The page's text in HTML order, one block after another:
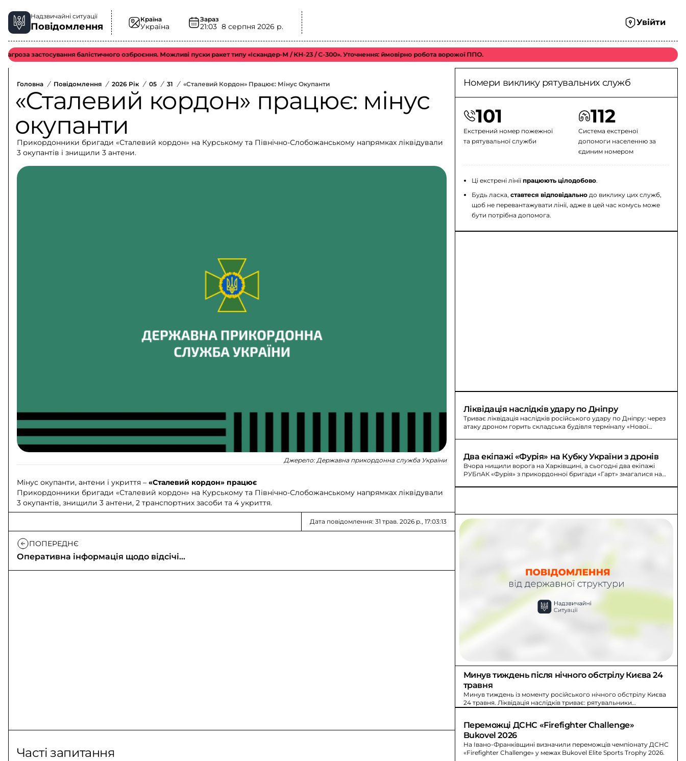
Надзвичайні ситуації
Повідомлення
Країна
Україна
Зараз
21:03 8 серпня 2026 р. Увійти
Загроза застосування балістичного озброєння. Можливі пуски ракет типу «Іскандер-М / КН-23 / С-300». Уточнення: ймовірно робота ворожої ППО.
Головна / Повідомлення / 2026 Рік / 05 / 31 / «Сталевий Кордон» Працює: Мінус Окупанти
«Сталевий кордон» працює: мінус
окупанти
Прикордонники бригади «Сталевий кордон» на Курському та Північно-Слобожанському напрямках ліквідували
3 окупантів і знищили 3 антени.
Джерело:Державна прикордонна служба України
Мінус окупанти, антени і укриття –«Сталевий кордон» працює
Прикордонники бригади «Сталевий кордон» на Курському та Північно-Слобожанському напрямках ліквідували
3 окупантів, знищили 3 антени, 2 транспортних засоби та 4 укриття.
Дата повідомлення: 31 трав. 2026 р., 17:03:13
ПОПЕРЕДНЄ
Оперативна інформація щодо відсічі
вторгненню
Часті запитання
Номери виклику рятувальних служб
101
Екстрений номер пожежної
та рятувальної служби
112
Система екстреної
допомоги населенню за
єдиним номером
Ці екстрені лінії працюють цілодобово.
Будь ласка, ставтеся відповідальнодо виклику цих служб,
щоб не перевантажувати лінії, адже в цей час комусь може
бути потрібна допомога.
Ліквідація наслідків удару по Дніпру
Триває ліквідація наслідків російського удару по Дніпру: через
атаку дроном горить складська будівля терміналу «Нової
Два екіпажі «Фурія» на Кубку України з дронів
Вчора нищили ворога на Харківщині, а сьогодні два екіпажі
РУБпАК «Фурія» з прикордонної бригади «Гарт» змагалися на
Минув тиждень після нічного обстрілу Києва 24
травня
Минув тиждень із моменту російського нічного обстрілу Києва
24 травня. Ліквідація наслідків триває: рятувальники
розбирають руїни будівлі ДСНС Київщини.
Переможці ДСНС «Firefighter Challenge»
Bukovel 2026
На Івано-Франківщині визначили переможців чемпіонату ДСНС
«Firefighter Challenge» у межах Bukovel Elite Sports Trophy 2026.